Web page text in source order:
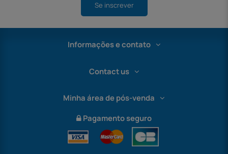
Se inscrever
Informações e contato
Contact us
Minha área de pós-venda
Pagamento seguro